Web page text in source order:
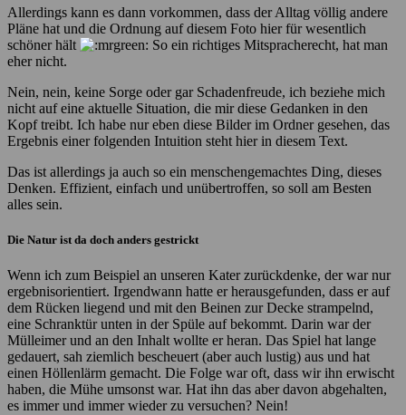
Allerdings kann es dann vorkommen, dass der Alltag völlig andere
Pläne hat und die Ordnung auf diesem Foto hier für wesentlich
schöner hält
So ein richtiges Mitspracherecht, hat man
eher nicht.
Nein, nein, keine Sorge oder gar Schadenfreude, ich beziehe mich
nicht auf eine aktuelle Situation, die mir diese Gedanken in den
Kopf treibt. Ich habe nur eben diese Bilder im Ordner gesehen, das
Ergebnis einer folgenden Intuition steht hier in diesem Text.
Das ist allerdings ja auch so ein menschengemachtes Ding, dieses
Denken. Effizient, einfach und unübertroffen, so soll am Besten
alles sein.
Die Natur ist da doch anders gestrickt
Wenn ich zum Beispiel an unseren Kater zurückdenke, der war nur
ergebnisorientiert. Irgendwann hatte er herausgefunden, dass er auf
dem Rücken liegend und mit den Beinen zur Decke strampelnd,
eine Schranktür unten in der Spüle auf bekommt. Darin war der
Mülleimer und an den Inhalt wollte er heran. Das Spiel hat lange
gedauert, sah ziemlich bescheuert (aber auch lustig) aus und hat
einen Höllenlärm gemacht. Die Folge war oft, dass wir ihn erwischt
haben, die Mühe umsonst war. Hat ihn das aber davon abgehalten,
es immer und immer wieder zu versuchen? Nein!